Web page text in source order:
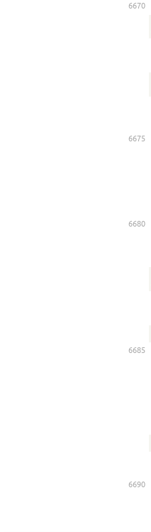
6670
6675
6680
6685
6690